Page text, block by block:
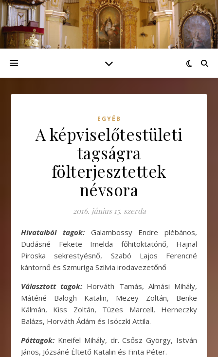
EGYÉB
A képviselőtestületi
tagságra
fölterjesztettek
névsora
2016. június 15. szerda
Hivatalból tagok: Galambossy Endre plébános,
Dudásné Fekete Imelda főhitoktatónő, Hajnal
Piroska sekrestyésnő, Szabó Lajos Ferencné
kántornő és Szmuriga Szilvia irodavezetőnő
Választott tagok: Horváth Tamás, Almási Mihály,
Máténé Balogh Katalin, Mezey Zoltán, Benke
Kálmán, Kiss Zoltán, Tüzes Marcell, Herneczky
Balázs, Horváth Ádám és Isóczki Attila.
Póttagok: Kneifel Mihály, dr. Csősz György, István
János, Józsáné Éltető Katalin és Finta Péter.